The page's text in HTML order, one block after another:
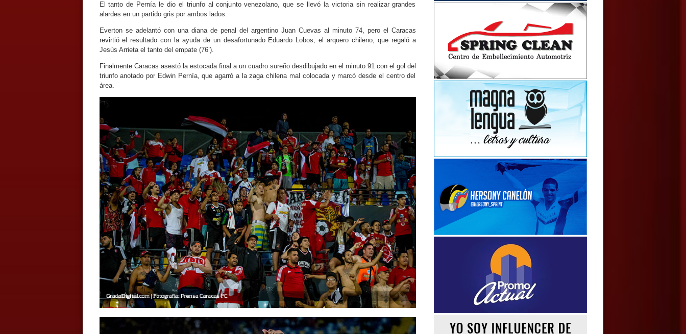
El tanto de Pernía le dio el triunfo al conjunto venezolano, que se llevó la victoria sin realizar grandes
alardes en un partido gris por ambos lados.
Everton se adelantó con una diana de penal del argentino Juan Cuevas al minuto 74, pero el Caracas
revirtió el resultado con la ayuda de un desafortunado Eduardo Lobos, el arquero chileno, que regaló a
Jesús Arrieta el tanto del empate (76’).
Finalmente Caracas asestó la estocada final a un cuadro sureño desdibujado en el minuto 91 con el gol del
triunfo anotado por Edwin Pernía, que agarró a la zaga chilena mal colocada y marcó desde el centro del
área.